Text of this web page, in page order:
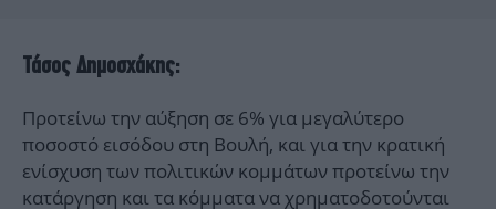
Τάσος Δημοσχάκης:
Προτείνω την αύξηση σε 6% για μεγαλύτερο
ποσοστό εισόδου στη Βουλή, και για την κρατική
ενίσχυση των πολιτικών κομμάτων προτείνω την
κατάργηση και τα κόμματα να χρηματοδοτούνται